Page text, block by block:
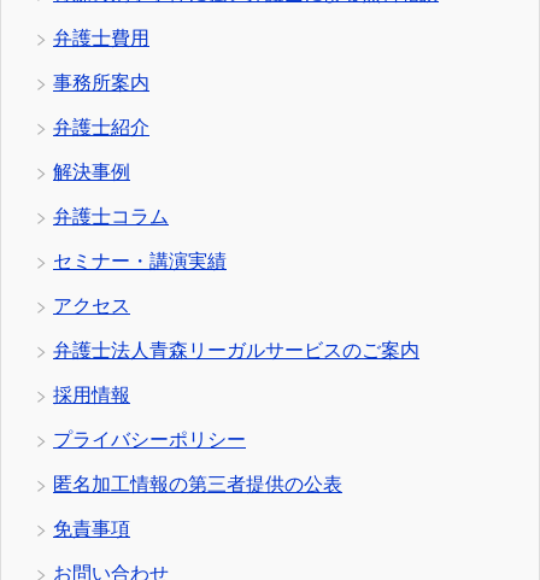
弁護士費用
事務所案内
弁護士紹介
解決事例
弁護士コラム
セミナー・講演実績
アクセス
弁護士法人青森リーガルサービスのご案内
採用情報
プライバシーポリシー
匿名加工情報の第三者提供の公表
免責事項
お問い合わせ